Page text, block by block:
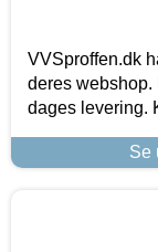
VVSproffen.dk
deres webshop.
dages levering.
Se